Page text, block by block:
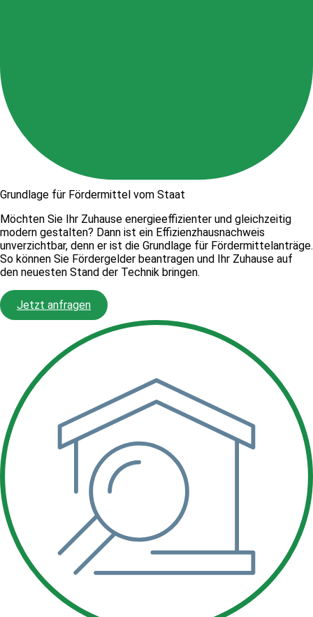
Grundlage für Fördermittel vom Staat
Möchten Sie Ihr Zuhause energieeffizienter und gleichzeitig
modern gestalten? Dann ist ein Effizienzhausnachweis
unverzichtbar, denn er ist die Grundlage für Fördermittelanträge.
So können Sie Fördergelder beantragen und Ihr Zuhause auf
den neuesten Stand der Technik bringen.
Jetzt anfragen